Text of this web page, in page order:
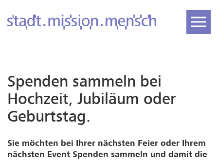
Spenden sammeln bei
Hochzeit, Jubiläum oder
Geburtstag.
Sie möchten bei Ihrer nächsten Feier oder Ihrem
nächsten Event Spenden sammeln und damit die